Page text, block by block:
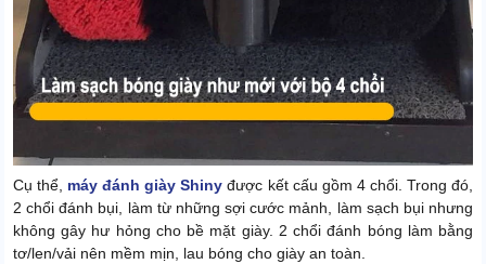
Cụ thể, máy đánh giày Shiny được kết cấu gồm 4 chổi. Trong đó,
2 chổi đánh bụi, làm từ những sợi cước mảnh, làm sạch bụi nhưng
không gây hư hỏng cho bề mặt giày. 2 chổi đánh bóng làm bằng
tơ/len/vải nên mềm mịn, lau bóng cho giày an toàn.